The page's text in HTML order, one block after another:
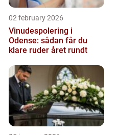
02 february 2026
Vinudespolering i
Odense: sådan får du
klare ruder året rundt